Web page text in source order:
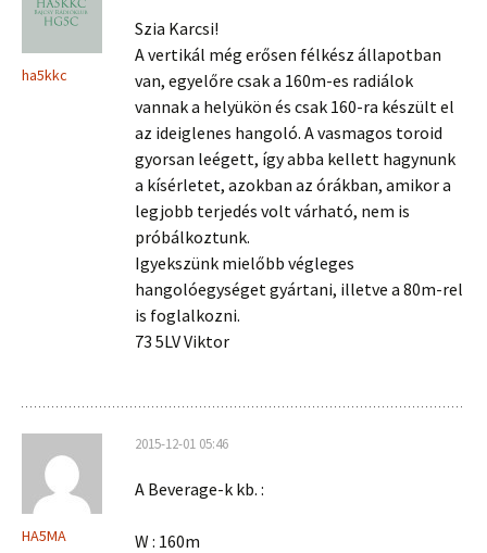
ha5kkc
Szia Karcsi!
A vertikál még erősen félkész állapotban
van, egyelőre csak a 160m-es radiálok
vannak a helyükön és csak 160-ra készült el
az ideiglenes hangoló. A vasmagos toroid
gyorsan leégett, így abba kellett hagynunk
a kísérletet, azokban az órákban, amikor a
legjobb terjedés volt várható, nem is
próbálkoztunk.
Igyekszünk mielőbb végleges
hangolóegységet gyártani, illetve a 80m-rel
is foglalkozni.
73 5LV Viktor
HA5MA
2015-12-01 05:46
A Beverage-k kb. :
W : 160m